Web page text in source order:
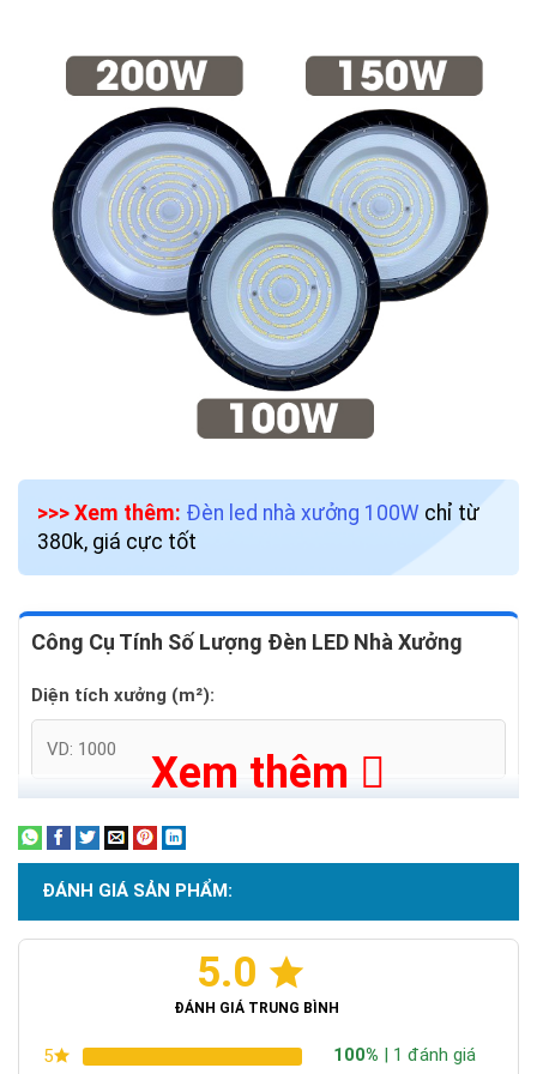
>>> Xem thêm: Đèn led nhà xưởng 100W chỉ từ
380k, giá cực tốt
Công Cụ Tính Số Lượng Đèn LED Nhà Xưởng
Diện tích xưởng (m²):
Khu vực sản xuất (Độ rọi yêu cầu):
Tính Toán Ngay
Xem thêm
ĐÁNH GIÁ SẢN PHẨM:
5.0
ĐÁNH GIÁ TRUNG BÌNH
5 100% | 1 đánh giá